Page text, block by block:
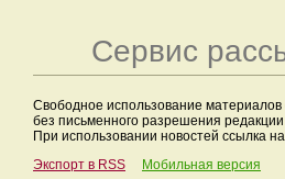
Сервис
Свободное использование
без письменного разрешения
При использовании новостей ссылка
Экспорт в RSS
Мобильная версия